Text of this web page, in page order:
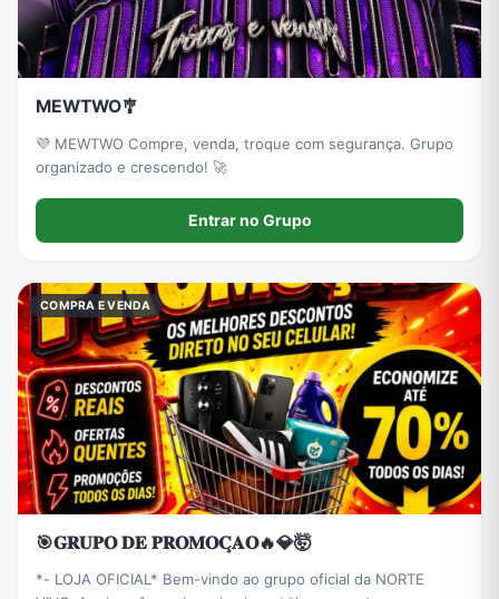
MEWTWO🎐
💜 MEWTWO Compre, venda, troque com segurança. Grupo
organizado e crescendo! 🚀
Entrar no Grupo
COMPRA E VENDA
🎯𝐆𝐑𝐔𝐏𝐎 𝐃𝐄 𝐏𝐑𝐎𝐌𝐎𝐂̧𝐀𝐎🔥💎🤯
*- LOJA OFICIAL* Bem-vindo ao grupo oficial da NORTE